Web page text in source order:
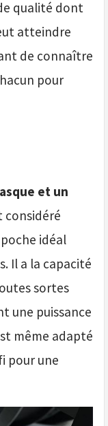
qualité dont
atteindre
de connaître
pour
et un
considéré
idéal
Il a la capacité
sortes
une puissance
même adapté
pour une